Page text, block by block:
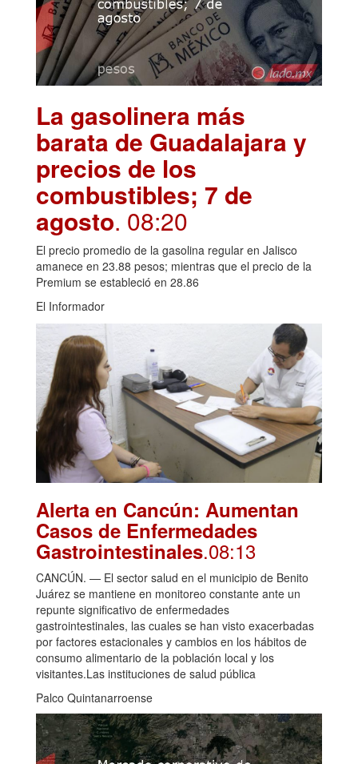
La gasolinera más
barata de Guadalajara y
precios de los
combustibles; 7 de
agosto. 08:20
El precio promedio de la gasolina regular en Jalisco
amanece en 23.88 pesos; mientras que el precio de la
Premium se estableció en 28.86
El Informador
Alerta en Cancún: Aumentan
Casos de Enfermedades
Gastrointestinales.08:13
CANCÚN. — El sector salud en el municipio de Benito
Juárez se mantiene en monitoreo constante ante un
repunte significativo de enfermedades
gastrointestinales, las cuales se han visto exacerbadas
por factores estacionales y cambios en los hábitos de
consumo alimentario de la población local y los
visitantes.Las instituciones de salud pública
Palco Quintanarroense